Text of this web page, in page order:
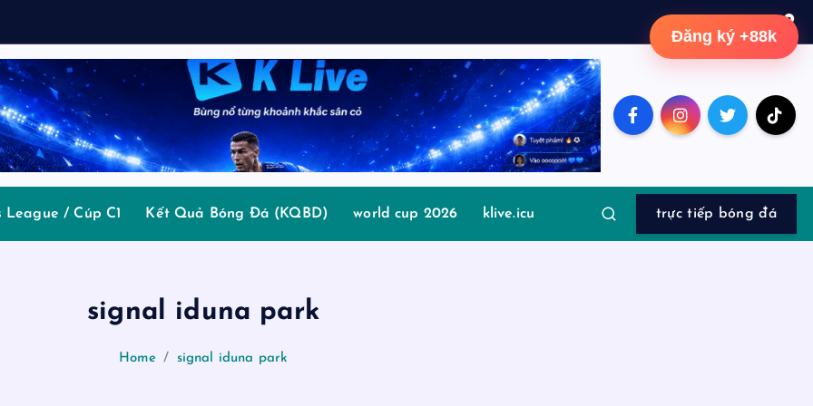
League / Cúp C1 Kết Quả Bóng Đá (KQBD) world cup 2026 klive.icu trực tiếp bóng đá
signal iduna park
Home signal iduna park
Đăng ký +88k